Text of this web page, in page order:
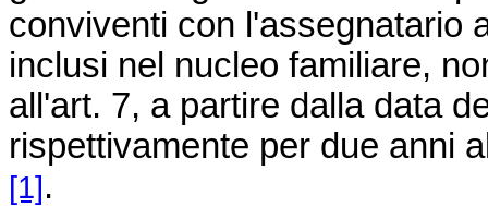
conviventi con l'assegnatario
inclusi nel nucleo familiare,
all'art. 7, a partire dalla data
rispettivamente per due anni
[1].